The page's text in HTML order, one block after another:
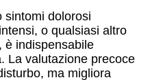
sintomi dolorosi
o qualsiasi altro
è indispensabile
La valutazione precoce
ma migliora